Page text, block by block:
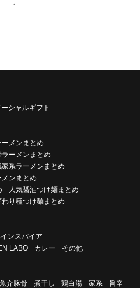
ーシャルギフト
ーメンまとめ
ラーメンまとめ
家系ラーメンまとめ
ンまとめ
人気醤油つけ麺まとめ
わり種つけ麺まとめ
ンスパイア
LABO カレー その他
魚介豚骨 煮干し 鶏白湯 家系
旨辛